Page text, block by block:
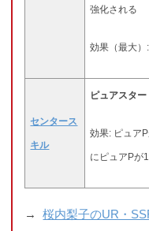
強化される
効果（最大）
センタース
キル
ピュアスター
効果: ピュア
にピュアPが
→桜内梨子のUR・